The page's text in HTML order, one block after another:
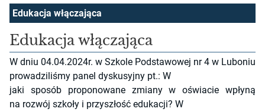
Edukacja włączająca
Edukacja włączająca
W dniu 04.04.2024r. w Szkole Podstawowej nr 4 w Luboniu
prowadziliśmy panel dyskusyjny pt.: W
jaki sposób proponowane zmiany w oświacie wpłyną
na rozwój szkoły i przyszłość edukacji? W